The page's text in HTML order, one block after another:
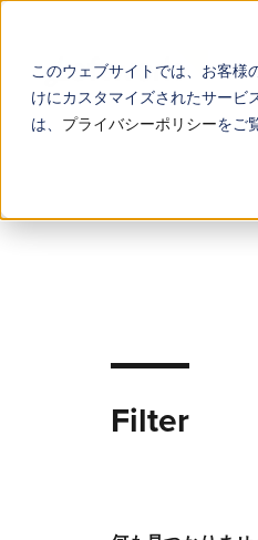
このウェブサイトでは、お客様
けにカスタマイズされたサービ
は、 プライバシーポリシーをご
Filter